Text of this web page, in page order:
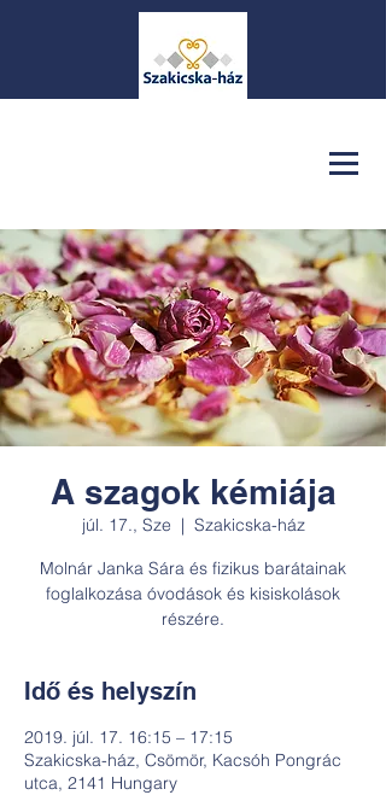
A szagok kémiája
júl. 17., Sze
  |
Szakicska-ház
Molnár Janka Sára és fizikus barátainak
foglalkozása óvodások és kisiskolások
részére.
Idő és helyszín
2019. júl. 17. 16:15 – 17:15
Szakicska-ház, Csömör, Kacsóh Pongrác
utca, 2141 Hungary